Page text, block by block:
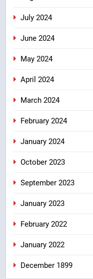
July 2024
June 2024
May 2024
April 2024
March 2024
February 2024
January 2024
October 2023
September 2023
January 2023
February 2022
January 2022
December 1899